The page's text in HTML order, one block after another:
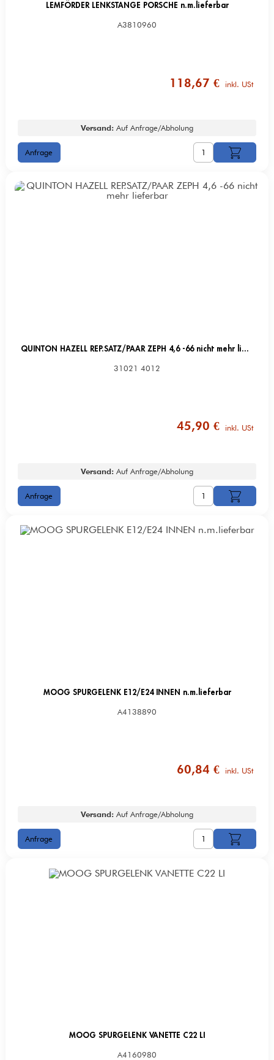
LEMFÖRDER LENKSTANGE PORSCHE n.m.lieferbar
A3810960
118,67 € inkl. USt
Versand: Auf Anfrage/Abholung
QUINTON HAZELL REP.SATZ/PAAR ZEPH 4,6 -66 nicht mehr lieferbar
31021 4012
45,90 € inkl. USt
Versand: Auf Anfrage/Abholung
MOOG SPURGELENK E12/E24 INNEN n.m.lieferbar
A4138890
60,84 € inkl. USt
Versand: Auf Anfrage/Abholung
MOOG SPURGELENK VANETTE C22 LI
A4160980